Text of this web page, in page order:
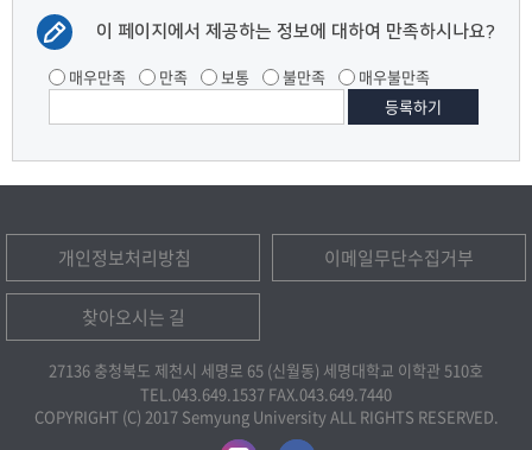
이 페이지에서 제공하는 정보에 대하여 만족하시나요?
매우만족 만족 보통 불만족 매우불만족
개인정보처리방침 이메일무단수집거부
찾아오시는 길
27136 충청북도 제천시 세명로 65 (신월동) 세명대학교 이학관 510호
TEL.043.649.1537 FAX.043.649.7440
COPYRIGHT (C) 2017 Semyung University ALL RIGHTS RESERVED.